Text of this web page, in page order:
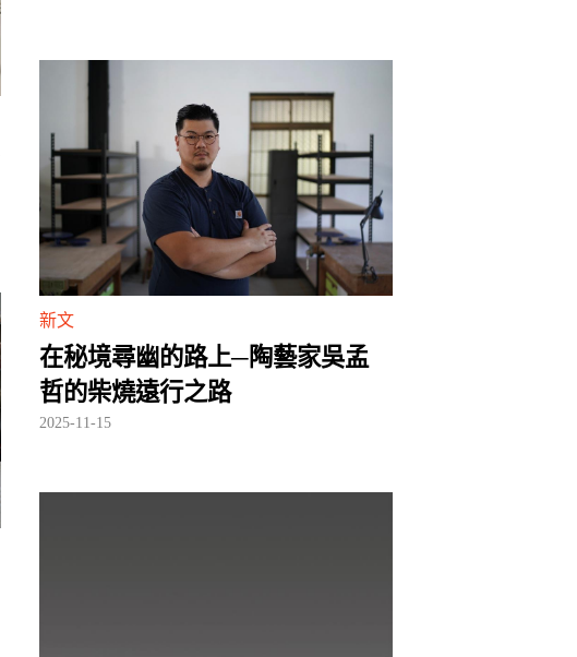
新文
在秘境尋幽的路上─陶藝家吳孟
哲的柴燒遠行之路
2025-11-15